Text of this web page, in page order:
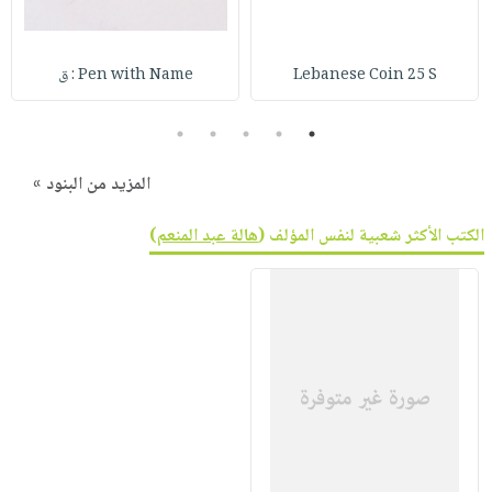
Lebanese Coin 25 S Pen with Name : ق
1
2
3
4
5
المزيد من البنود »
الكتب الأكثر شعبية لنفس المؤلف (هالة عبد المنعم)